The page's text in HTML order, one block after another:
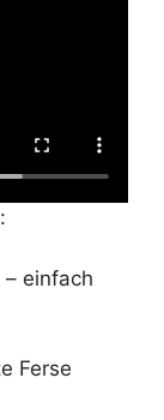
– einfach
Ferse